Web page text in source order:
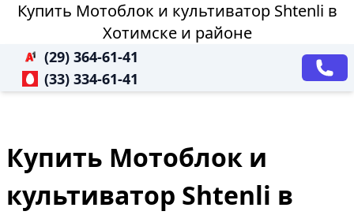
Купить Мотоблок и культиватор Shtenli в
Хотимске и районе
(29) 364-61-41
(33) 334-61-41
Купить Мотоблок и
культиватор Shtenli в